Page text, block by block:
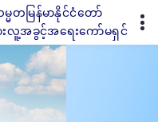
မတမြန်မာနိုင်ငံတော်
ားလူ့အခွင့်အရေးကော်မရှင်